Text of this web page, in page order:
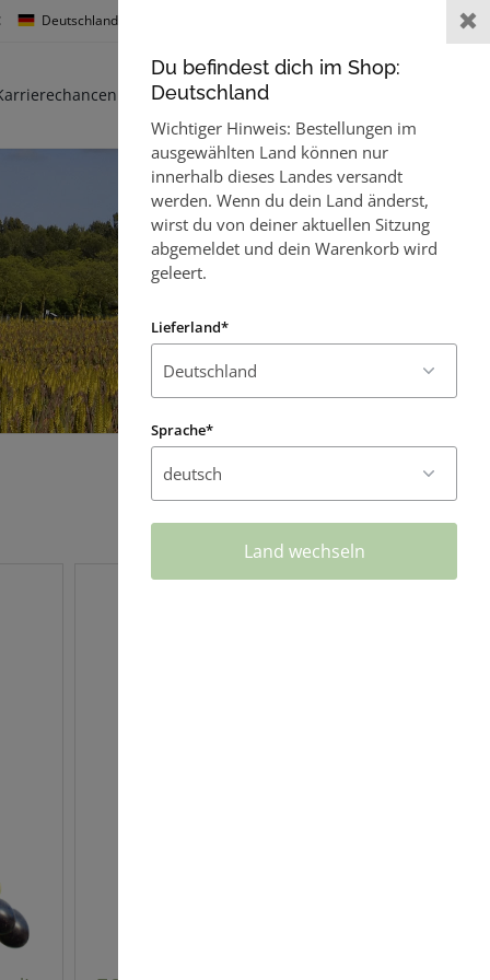
Du befindest dich im Shop:
Deutschland
Wichtiger Hinweis: Bestellungen im
ausgewählten Land können nur
innerhalb dieses Landes versandt
werden. Wenn du dein Land änderst,
wirst du von deiner aktuellen Sitzung
abgemeldet und dein Warenkorb wird
geleert.
Lieferland*
Sprache*
Land wechseln
Deutschland
Kontakt